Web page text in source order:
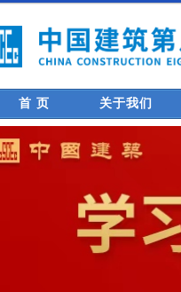
首 页 关于我们